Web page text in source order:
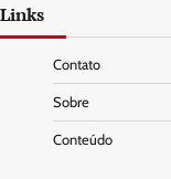
Links
Contato
Sobre
Conteúdo